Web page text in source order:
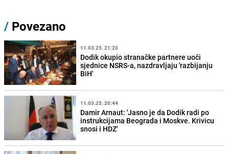
/ Povezano
11.03.25. 21:20
Dodik okupio stranačke partnere uoči
sjednice NSRS-a, nazdravljaju 'razbijanju
BiH'
11.03.25. 20:44
Damir Arnaut: 'Jasno je da Dodik radi po
instrukcijama Beograda i Moskve. Krivicu
snosi i HDZ'